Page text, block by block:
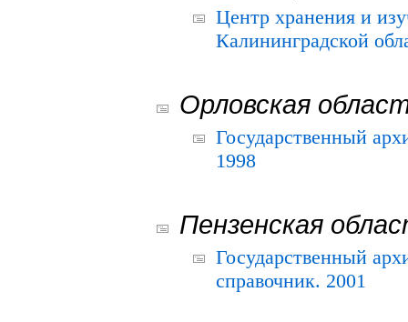
Центр хранения и
Калининградской
Орловская
Государственный
1998
Пензенская
Государственный
справочник. 2001